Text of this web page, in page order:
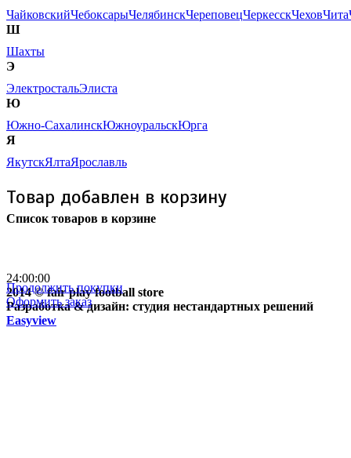
ЧайковскийЧебоксарыЧелябинскЧереповецЧеркесскЧеховЧита
Ш
Шахты
Э
ЭлектростальЭлиста
Ю
Южно-СахалинскЮжноуральскЮрга
Я
ЯкутскЯлтаЯрославль
Товар добавлен в корзину
Список товаров в корзине
Продолжить покупки
Оформить заказ
24:00:00
2014 © fair play football store
Разработка & дизайн: студия нестандартных решений
Easyview